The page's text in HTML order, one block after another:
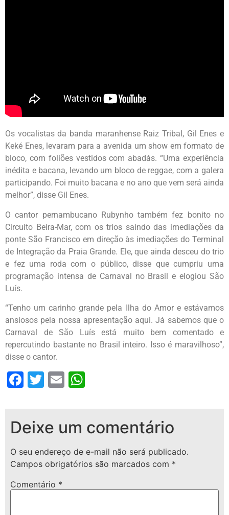
Os vocalistas da banda maranhense Raiz Tribal, Gil Enes e
Keké Enes, levaram para a avenida um show em formato de
bloco, com foliões vestidos com abadás. “Uma experiência
inédita e bacana, levando um bloco de reggae, com a galera
participando. Foi muito bacana e no ano que vem será ainda
melhor”, disse Gil Enes.
O cantor pernambucano Rubynho também fez bonito no
Circuito Beira-Mar, com os trios saindo das imediações da
ponte São Francisco em direção às imediações do Terminal
de Integração da Praia Grande. Ele, que ainda desceu do trio
e fez uma roda com o público, disse que cumpriu uma
programação intensa de Carnaval no Brasil e elogiou São
Luís.
“Tenho um carinho grande pela Ilha do Amor e estávamos
ansiosos pela nossa apresentação aqui. Já sabemos que o
Carnaval de São Luís está muito bem comentado e
repercutindo bastante no Brasil inteiro. Isso é maravilhoso”,
disse o cantor.
Facebook
Twitter
Email
Deixe um comentário
O seu endereço de e-mail não será publicado.
Campos obrigatórios são marcados com *
Comentário *